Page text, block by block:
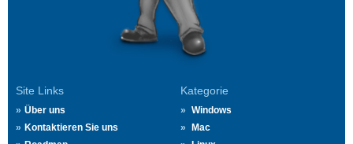
Site Links
Über uns
Kontaktieren Sie uns
Kategorie
Windows
Mac